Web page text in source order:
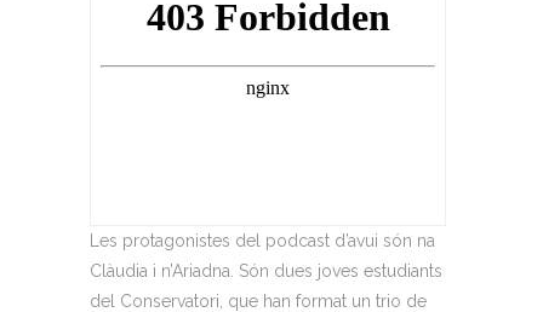
Les protagonistes del podcast d’avui són na
Clàudia i n’Ariadna Són dues joves estudiants
del Conservatori , que han format un trio de